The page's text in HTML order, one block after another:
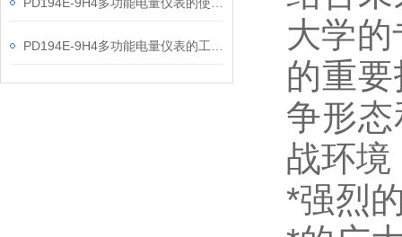
大学
的重
争形
战环境
*强烈